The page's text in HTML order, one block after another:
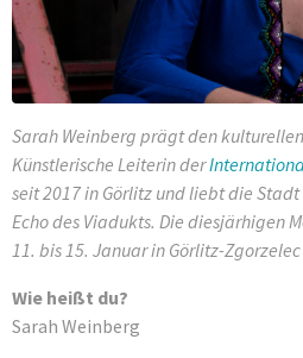
Sarah Weinberg prägt den
Künstlerische Leiterin der
seit 2017 in Görlitz und liebt die
Echo des Viadukts. Die diesjärhigen
11. bis 15. Januar in Görlitz-
Wie heißt du?
Sarah Weinberg